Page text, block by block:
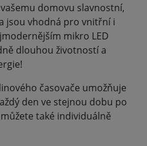
domovu slavnostní,
jsou vhodná pro vnitřní i
mikro LED
dlouhou životností a
časovače umožňuje
den ve stejnou dobu po
také individuálně